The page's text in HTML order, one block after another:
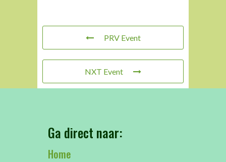
PRV Event
NXT Event
Ga direct naar:
Home